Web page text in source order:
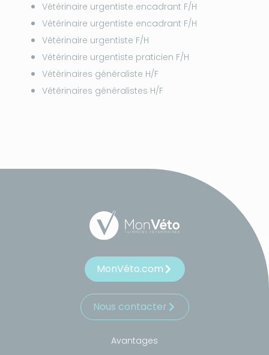
Vétérinaire urgentiste encadrant F/H
Vétérinaire urgentiste encadrant F/H
Vétérinaire urgentiste F/H
Vétérinaire urgentiste praticien F/H
Vétérinaires généraliste H/F
Vétérinaires généralistes H/F
MonVéto.com
Nous contacter
Avantages